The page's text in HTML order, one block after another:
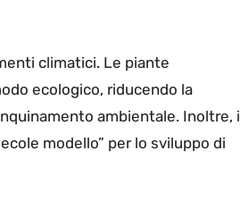
climatici. Le piante
ecologico, riducendo la
ambientale. Inoltre, i
modello” per lo sviluppo di